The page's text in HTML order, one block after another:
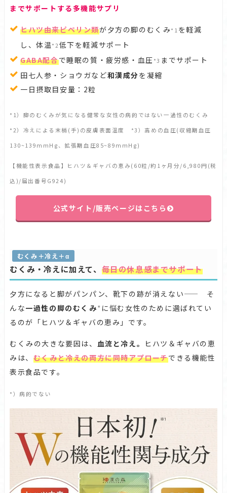
までサポートする多機能サプリ
ヒハツ由来ピペリン類が夕方の脚のむくみ*1 を軽減
し、体温 *2低下を軽減サポート
GABA配合で睡眠の質・疲労感・血圧 *3 までサポート
田七人参・ショウガなど和漢成分を凝縮
一日摂取目安量：2粒
*1）脚のむくみが気になる健常な女性の病的ではない一過性のむくみ
*2）冷えによる末梢(手)の皮膚表面温度 *3）高めの血圧(収縮期血圧
130~139mmHg、拡張期血圧85~89mmHg)
【機能性表示食品】ヒハツ＆ギャバの恵み(60粒/約1ヶ月分/6,980円(税
込)/届出番号G924)
公式サイト/販売ページはこちら
むくみ＋冷え＋α
むくみ・冷えに加えて、 毎日の休息感までサポート
夕方になると脚がパンパン、靴下の跡が消えない—— そ
んな一過性の脚のむくみ* に悩む女性のために選ばれてい
るのが「ヒハツ＆ギャバの恵み」です。
むくみの大きな要因は、 血流と冷え。
ヒハツ＆ギャバの恵
みは、 むくみと冷えの両方に同時アプローチできる機能性
表示食品です。
*）病的でない